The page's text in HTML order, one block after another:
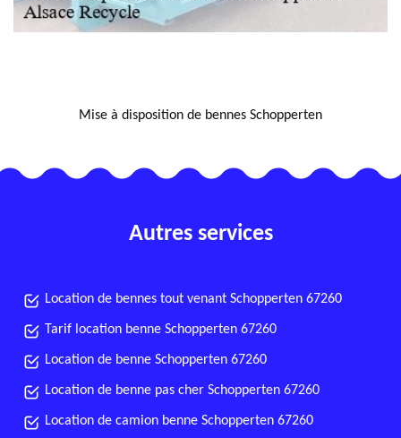
Mise à disposition de bennes Schopperten
Autres services
Location de bennes tout venant Schopperten 67260
Tarif location benne Schopperten 67260
Location de benne Schopperten 67260
Location de benne pas cher Schopperten 67260
Location de camion benne Schopperten 67260